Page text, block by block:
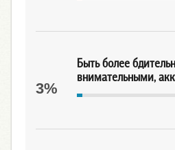
Быть более
внимательными,
3%